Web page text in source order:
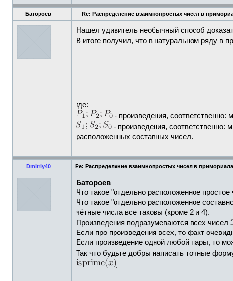
Батороев Re: Распределение взаимнопростых чисел в
Нашел удивитель необычный способ
В итоге получил, что в натуральном ряду в
где:
- произведения,
- произведения, соответственно:
расположенных составных чисел.
Dmitriy40 Re: Распределение взаимнопростых чисел в
Батороев
Что такое "отдельно расположенное
Что такое "отдельно расположенное
чётные числа все таковы (кроме 2 и 4).
Произведения подразумеваются всех чисел
Если про произведения всех, то факт
Если произведение одной любой пары, то
Так что будьте добры написать точные
.